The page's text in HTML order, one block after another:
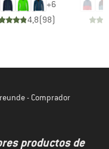
+6
4,8(98)
- Comprador
productos de